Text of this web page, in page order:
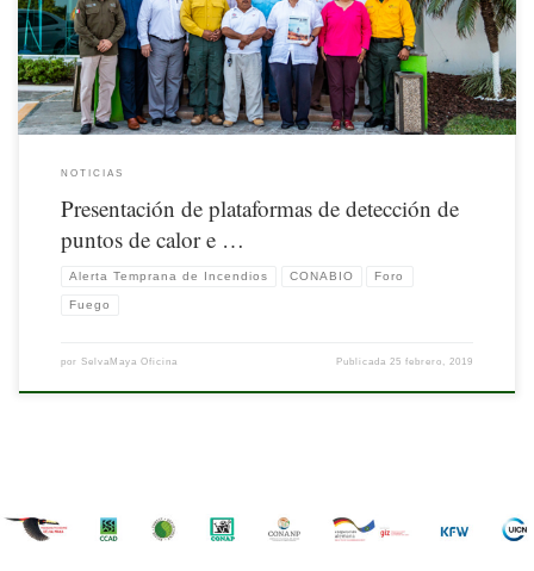
presentaron algunas plataformas de información sobre puntos de calor
NOTICIAS
Presentación de plataformas de detección de
puntos de calor e …
Alerta Temprana de Incendios CONABIO Foro
Fuego
por SelvaMaya Oficina Publicada25 febrero, 2019